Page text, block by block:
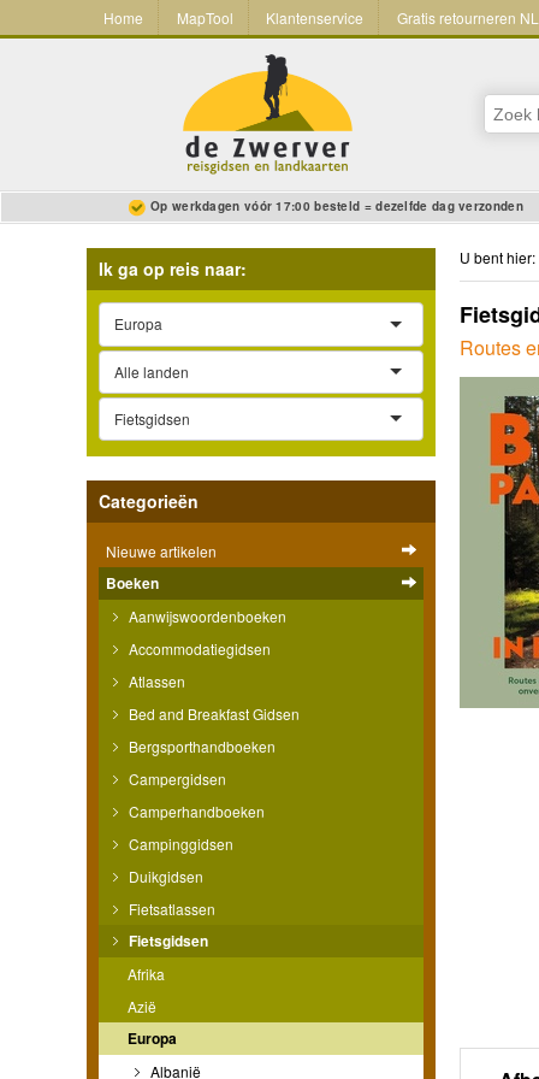
Home MapTool Klantenservice Gratis retourneren
Op werkdagen vóór 17:00 besteld = dezelfde dag verzonden
Ik ga op reis naar:
Europa
Alle landen
Fietsgidsen
Categorieën
Nieuwe artikelen
Boeken
Aanwijswoordenboeken
Accommodatiegidsen
Atlassen
Bed and Breakfast Gidsen
Bergsporthandboeken
Campergidsen
Camperhandboeken
Campinggidsen
Duikgidsen
Fietsatlassen
Fietsgidsen
Afrika
Azië
Europa
Albanië
U bent hier:
Routes